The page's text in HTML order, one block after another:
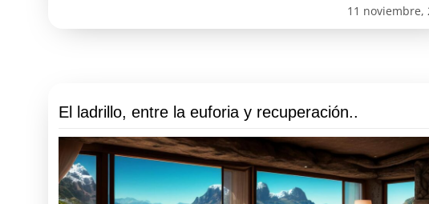
11 noviembre,
El ladrillo, entre la euforia y recuperación..